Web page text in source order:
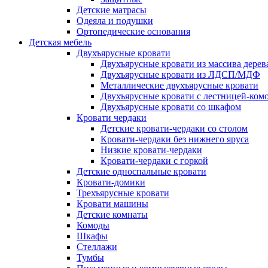
Детские матрасы
Одеяла и подушки
Ортопедические основания
Детская мебель
Двухъярусные кровати
Двухъярусные кровати из массива
Двухъярусные кровати из ЛДСП/МДФ
Металлические двухъярусные кровати
Двухъярусные кровати с лестницей-
Двухъярусные кровати со шкафом
Кровати чердаки
Детские кровати-чердаки со столом
Кровати-чердаки без нижнего яруса
Низкие кровати-чердаки
Кровати-чердаки с горкой
Детские односпальные кровати
Кровати-домики
Трехъярусные кровати
Кровати машины
Детские комнаты
Комоды
Шкафы
Стеллажи
Тумбы